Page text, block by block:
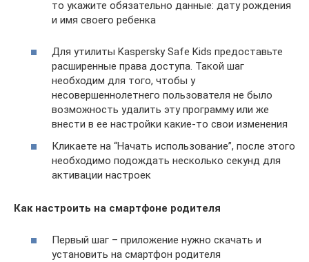
то укажите обязательно данные: дату рождения
и имя своего ребенка
Для утилиты Kaspersky Safe Kids предоставьте
расширенные права доступа. Такой шаг
необходим для того, чтобы у
несовершеннолетнего пользователя не было
возможность удалить эту программу или же
внести в ее настройки какие-то свои изменения
Кликаете на “Начать использование”, после этого
необходимо подождать несколько секунд для
активации настроек
Как настроить на смартфоне родителя
Первый шаг – приложение нужно скачать и
установить на смартфон родителя